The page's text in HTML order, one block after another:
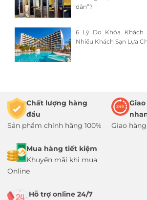
dân”?
6 Lý Do Khóa Khách
Nhiều Khách Sạn Lựa
Chất lượng hàng
đầu
Sản phẩm chính hãng 100%
Giao
Mua hàng tiết kiệm
Khuyến mãi khi mua
Online
Hỗ trợ online 24/7